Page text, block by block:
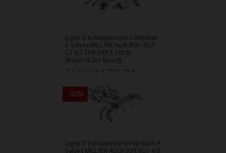
Ligne D'échappement Complète
À Valves MILLTEK Audi RS6 / RS7
C7 4,0 TFSI (2013-2018)
(Road+/Cata Sport))
base
Prix
6 730,20 €
Ligne D'échappement Fap-Back À
Valves MILLTEK AUDI SQ8 SQ7 4,0
-10%